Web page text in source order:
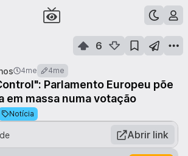
6
4me 4me
Parlamento Europeu põe
em massa numa votação
Notícia
Abrir link